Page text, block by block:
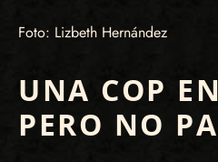
Foto: Lizbeth Hernández
UNA COP
PERO NO